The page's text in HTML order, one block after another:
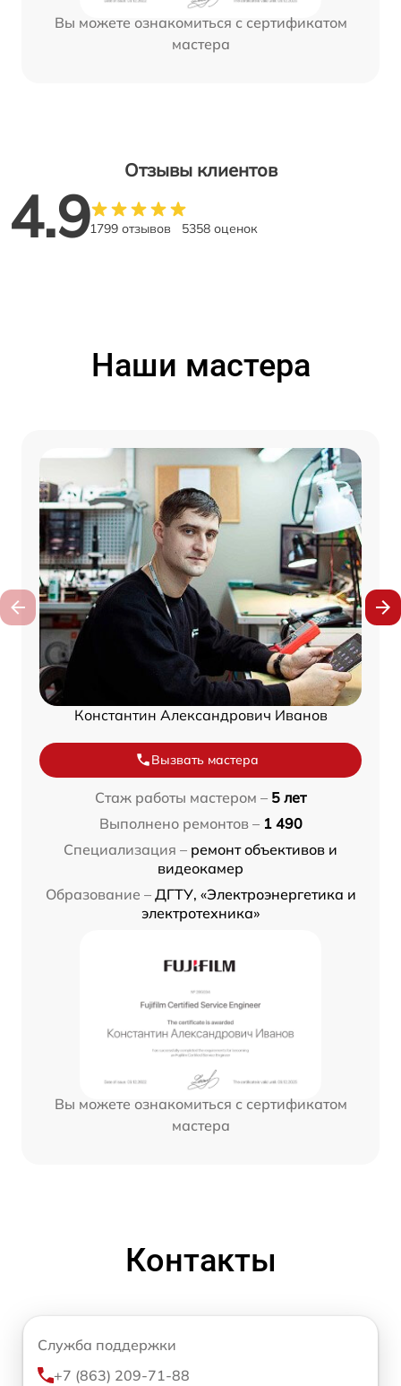
Вы можете ознакомиться с сертификатом
мастера
Отзывы клиентов
4.91799 отзывов 5358 оценок
Наши мастера
Константин Александрович Иванов
Вызвать мастера
Стаж работы мастером – 5 лет
Выполнено ремонтов – 1 490
Специализация – ремонт объективов и
видеокамер
Образование – ДГТУ, «Электроэнергетика и
электротехника»
Вы можете ознакомиться с сертификатом
мастера
Контакты
Служба поддержки
+7 (863) 209-71-88